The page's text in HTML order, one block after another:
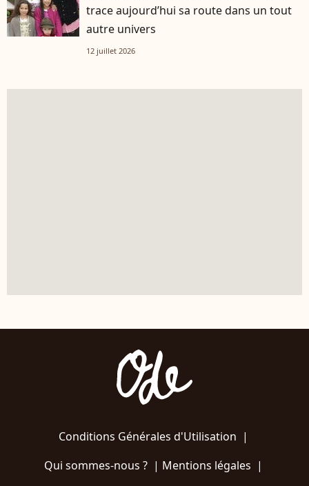
trace aujourd’hui sa route dans un tout
autre univers
12 juillet 2026
Conditions Générales d'Utilisation |
Qui sommes-nous ?| Mentions légales |